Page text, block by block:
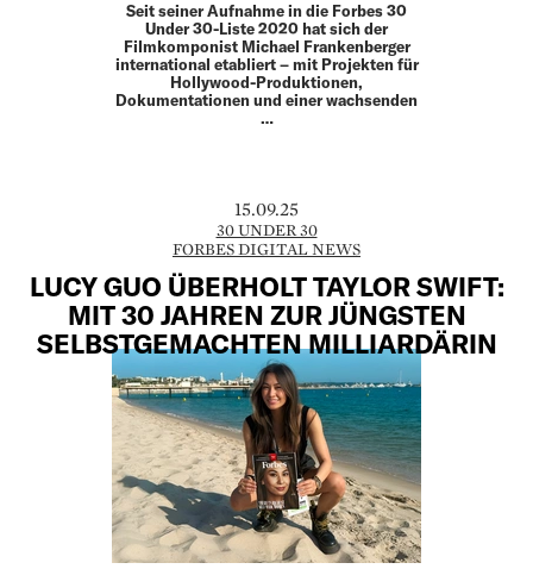
Seit seiner Aufnahme in die Forbes 30
Under 30-Liste 2020 hat sich der
Filmkomponist Michael Frankenberger
international etabliert – mit Projekten für
Hollywood-Produktionen,
Dokumentationen und einer wachsenden
…
15.09.25
30 UNDER 30
FORBES DIGITAL NEWS
LUCY GUO ÜBERHOLT TAYLOR SWIFT:
MIT 30 JAHREN ZUR JÜNGSTEN
SELBSTGEMACHTEN MILLIARDÄRIN